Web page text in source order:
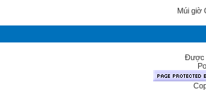
Múi giờ
Được